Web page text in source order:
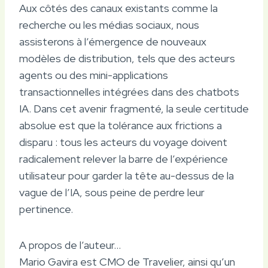
Aux côtés des canaux existants comme la
recherche ou les médias sociaux, nous
assisterons à l’émergence de nouveaux
modèles de distribution, tels que des acteurs
agents ou des mini-applications
transactionnelles intégrées dans des chatbots
IA. Dans cet avenir fragmenté, la seule certitude
absolue est que la tolérance aux frictions a
disparu : tous les acteurs du voyage doivent
radicalement relever la barre de l’expérience
utilisateur pour garder la tête au-dessus de la
vague de l’IA, sous peine de perdre leur
pertinence.
A propos de l’auteur…
Mario Gavira est CMO de Travelier, ainsi qu’un